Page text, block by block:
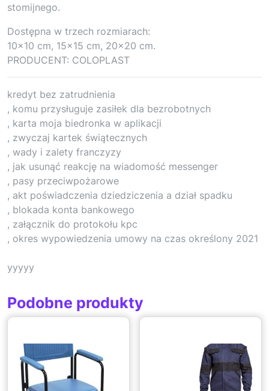
stomijnego.
Dostępna w trzech rozmiarach:
10×10 cm, 15×15 cm, 20×20 cm.
PRODUCENT: COLOPLAST
kredyt bez zatrudnienia
, komu przysługuje zasiłek dla bezrobotnych
, karta moja biedronka w aplikacji
, zwyczaj kartek świątecznych
, wady i zalety franczyzy
, jak usunąć reakcję na wiadomość messenger
, pasy przeciwpożarowe
, akt poświadczenia dziedziczenia a dział spadku
, blokada konta bankowego
, załącznik do protokołu kpc
, okres wypowiedzenia umowy na czas określony 2021
yyyyy
Podobne produkty